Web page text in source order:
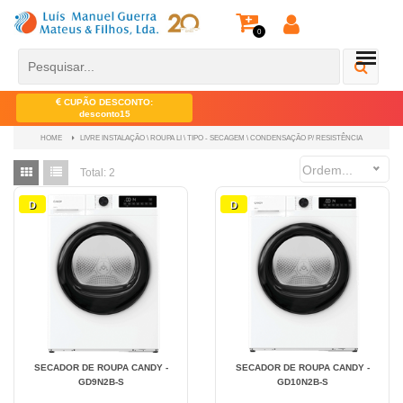
0
CUPÃO DESCONTO:
desconto15
HOME LIVRE INSTALAÇÃO \ ROUPA LI \ TIPO - SECAGEM \ CONDENSAÇÃO P/ RESISTÊNCIA
Total: 2 Ordem...
D
SECADOR DE ROUPA CANDY -
GD9N2B-S
D
SECADOR DE ROUPA CANDY -
GD10N2B-S